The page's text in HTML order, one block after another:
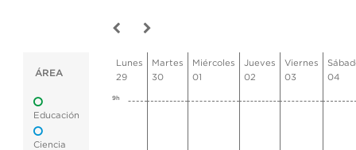
ÁREA
Educación
Ciencia
Lunes
29
Martes
30
Miércoles
01
Jueves
02
Viernes
03
04
9h